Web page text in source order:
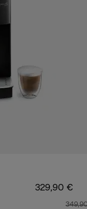
329,90 €